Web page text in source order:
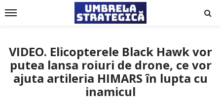
VIDEO. Elicopterele Black Hawk vor
putea lansa roiuri de drone, ce vor
ajuta artileria HIMARS în lupta cu
inamicul